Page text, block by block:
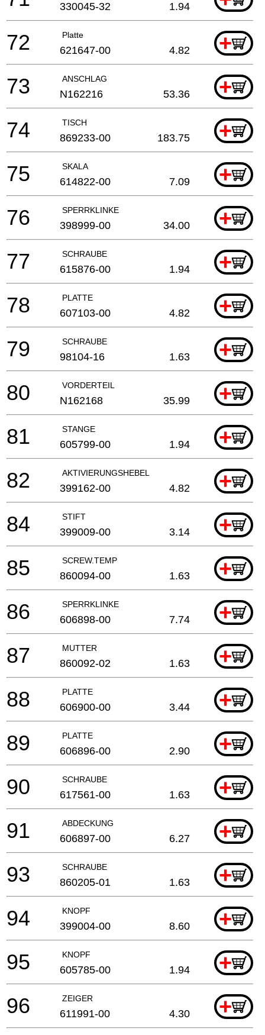
330045-32 1.94
Platte +
72 621647-00 4.82
ANSCHLAG +
73 N162216 53.36
TISCH +
74 869233-00 183.75
SKALA +
75 614822-00 7.09
SPERRKLINKE +
76 398999-00 34.00
SCHRAUBE +
77 615876-00 1.94
PLATTE +
78 607103-00 4.82
SCHRAUBE +
79 98104-16 1.63
VORDERTEIL +
80 N162168 35.99
STANGE +
81 605799-00 1.94
AKTIVIERUNGSHEBEL +
82 399162-00 4.82
STIFT +
84 399009-00 3.14
SCREW.TEMP +
85 860094-00 1.63
SPERRKLINKE +
86 606898-00 7.74
MUTTER +
87 860092-02 1.63
PLATTE +
88 606900-00 3.44
PLATTE +
89 606896-00 2.90
SCHRAUBE +
90 617561-00 1.63
ABDECKUNG +
91 606897-00 6.27
SCHRAUBE +
93 860205-01 1.63
KNOPF +
94 399004-00 8.60
KNOPF +
95 605785-00 1.94
ZEIGER +
96 611991-00 4.30